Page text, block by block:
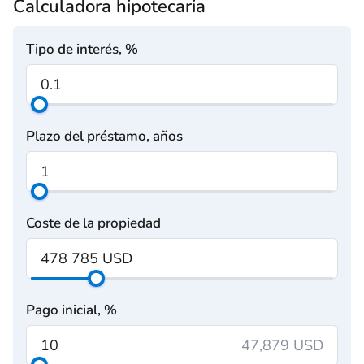
Calculadora hipotecaria
Tipo de interés, %
Plazo del préstamo, años
Coste de la propiedad
Pago inicial, %
47,879 USD